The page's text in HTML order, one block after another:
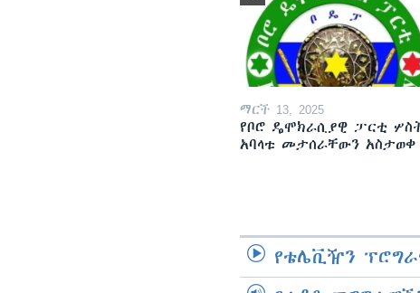
ማርች 13, 2025
የቦሮ ዴሞክራሲያዊ ፓርቲ
አባላቱ መታሰራቸውን አስታወቀ
የቴሌቪዥን